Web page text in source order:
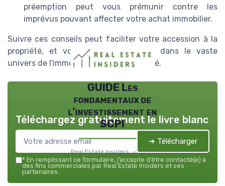
préemption peut vous prémunir contre les
imprévus pouvant affecter votre achat immobilier.
Suivre ces conseils peut faciliter votre accession à la
propriété, et vous aider à naviguer dans le vaste
univers de l'immobilier en toute sérénité.
GUIDE Les
fondamentaux de
l'investissement en
SCPI
Real Estate Insiders — 2026
Téléchargez gratuitement le livre blanc
➔ Télécharger
* En remplissant ce formulaire, j’accepte d’être contacté(e) à
des fins commerciales par Real Estate Insiders et ses
partenaires.